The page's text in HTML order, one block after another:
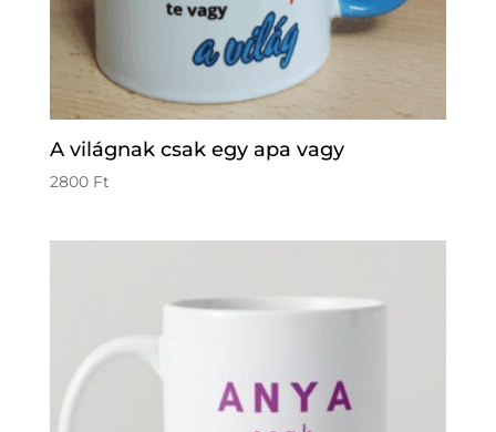
A világnak csak egy apa vagy
2800 Ft